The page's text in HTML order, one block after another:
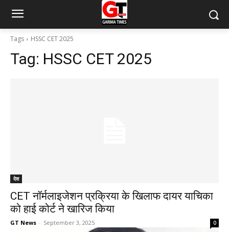
Tags HSSC CET 2025
Tag: HSSC CET 2025
देश
CET नॉर्मलाइजेशन प्रक्रिया के खिलाफ दायर याचिका
को हाई कोर्ट ने खारिज किया
GT News - September 3, 2025 0